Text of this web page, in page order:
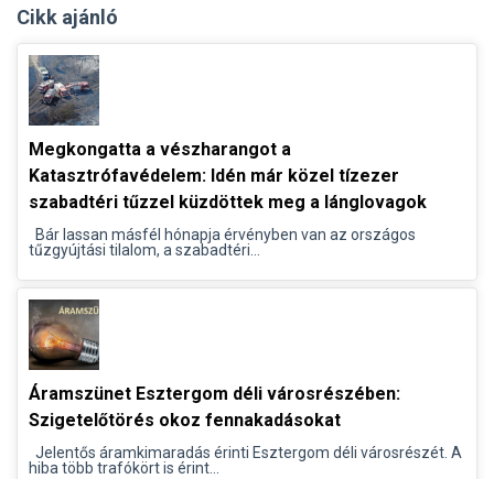
Cikk ajánló
Megkongatta a vészharangot a
Katasztrófavédelem: Idén már közel tízezer
szabadtéri tűzzel küzdöttek meg a lánglovagok
Bár lassan másfél hónapja érvényben van az országos
tűzgyújtási tilalom, a szabadtéri...
Áramszünet Esztergom déli városrészében:
Szigetelőtörés okoz fennakadásokat
Jelentős áramkimaradás érinti Esztergom déli városrészét. A
hiba több trafókört is érint...